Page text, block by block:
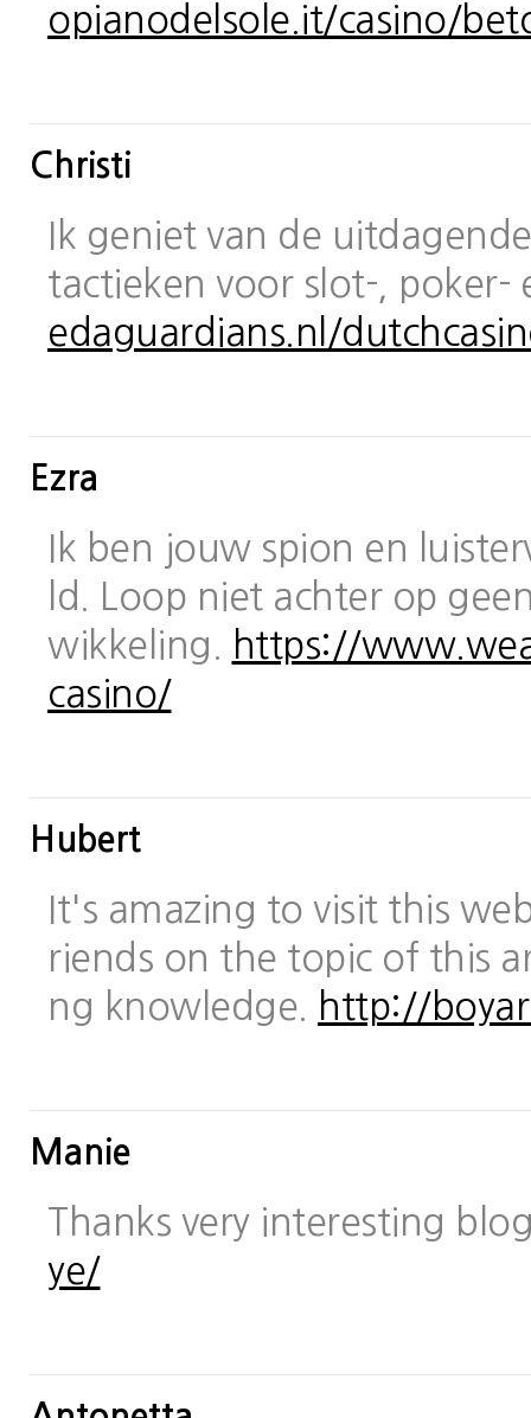
opianodelsole.it/casino/
Christi
Ik geniet van de
tactieken voor slot-,
edaguardians.nl/
Ezra
Ik ben jouw spion en
ld. Loop niet achter op
wikkeling.
https://
casino/
Hubert
It's amazing to visit this
riends on the topic of this
ng knowledge.
http://
Manie
Thanks very interesting
ye/